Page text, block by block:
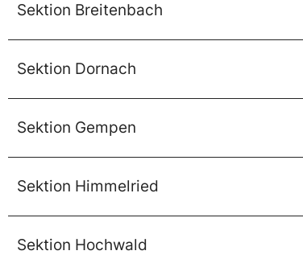
Sektion Breitenbach
Sektion Dornach
Sektion Gempen
Sektion Himmelried
Sektion Hochwald